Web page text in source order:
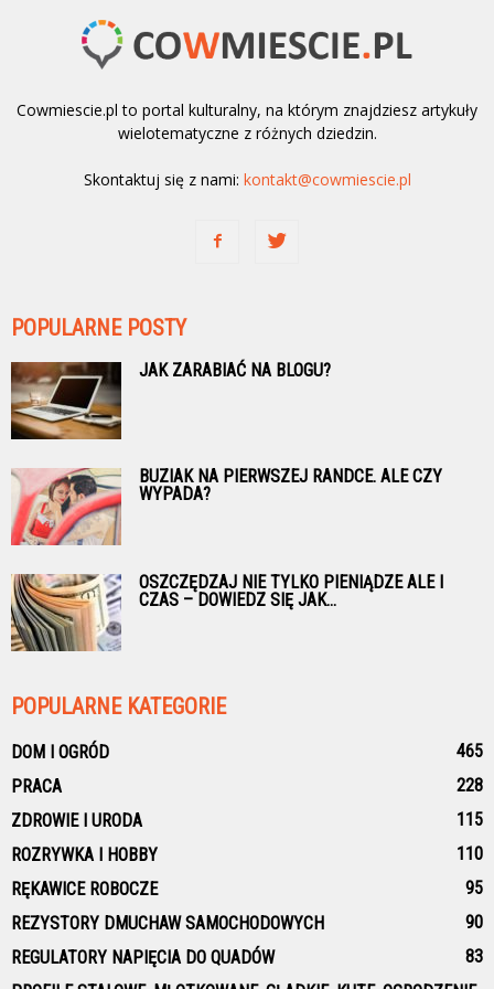
Cowmiescie.pl to portal kulturalny, na którym znajdziesz artykuły
wielotematyczne z różnych dziedzin.
Skontaktuj się z nami: kontakt@cowmiescie.pl
POPULARNE POSTY
JAK ZARABIAĆ NA BLOGU?
BUZIAK NA PIERWSZEJ RANDCE. ALE CZY
WYPADA?
OSZCZĘDZAJ NIE TYLKO PIENIĄDZE ALE I
CZAS – DOWIEDZ SIĘ JAK...
POPULARNE KATEGORIE
DOM I OGRÓD
465
PRACA
228
ZDROWIE I URODA
115
ROZRYWKA I HOBBY
110
RĘKAWICE ROBOCZE
95
REZYSTORY DMUCHAW SAMOCHODOWYCH
90
REGULATORY NAPIĘCIA DO QUADÓW
83